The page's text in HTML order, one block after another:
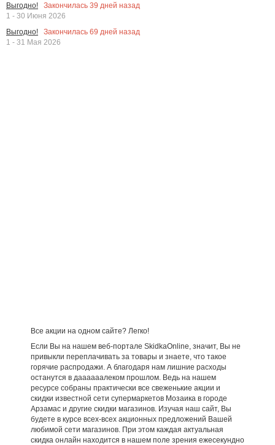
Выгодно!
Закончилась 39 дней назад
1 - 30 Июня 2026
Выгодно!
Закончилась 69 дней назад
1 - 31 Мая 2026
Все акции на одном сайте? Легко!
Если Вы на нашем веб-портале SkidkaOnline, значит, Вы не
привыкли переплачивать за товары и знаете, что такое
горячие распродажи. А благодаря нам лишние расходы
останутся в даааааалеком прошлом. Ведь на нашем
ресурсе собраны практически все свеженькие акции и
скидки известной сети супермаркетов Мозаика в городе
Арзамас и другие скидки магазинов. Изучая наш сайт, Вы
будете в курсе всех-всех акционных предложений Вашей
любимой сети магазинов. При этом каждая актуальная
скидка онлайн находится в нашем поле зрения ежесекундно